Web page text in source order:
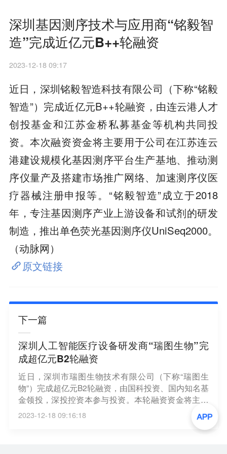
深圳基因测序技术与应用商“铭毅智
造”完成近亿元B++轮融资
2023-12-18 09:17
近日，深圳铭毅智造科技有限公司（下称“铭毅
智造”）完成近亿元B++轮融资，由连云港人才
创投基金和江苏金桥私募基金等机构共同投
资。本次融资资金将主要用于公司在江苏连云
港建设规模化基因测序平台生产基地、推动测
序仪量产及搭建市场推广网络、加速测序仪医
疗器械注册申报等。“铭毅智造”成立于2018
年，专注基因测序产业上游设备和试剂的研发
制造，推出单色荧光基因测序仪UniSeq2000。
（动脉网）
原文链接
下一篇
深圳人工智能医疗设备研发商“瑞图生物”完
成超亿元B2轮融资
近日，深圳市瑞图生物技术有限公司（下称“瑞图生
物”）完成超亿元B2轮融资，由国科投资、国内知名基
金领投，深投控资本参与投资。本轮融资资金将主要
用于核心产品的生产、商业化及研发迭代等。“瑞图生
物”成立于2017年，基于自主研发的人工智能新一代D
eepCell引擎，开发智能临检、智能血液、智能病理、
2023-12-18 09:16:18